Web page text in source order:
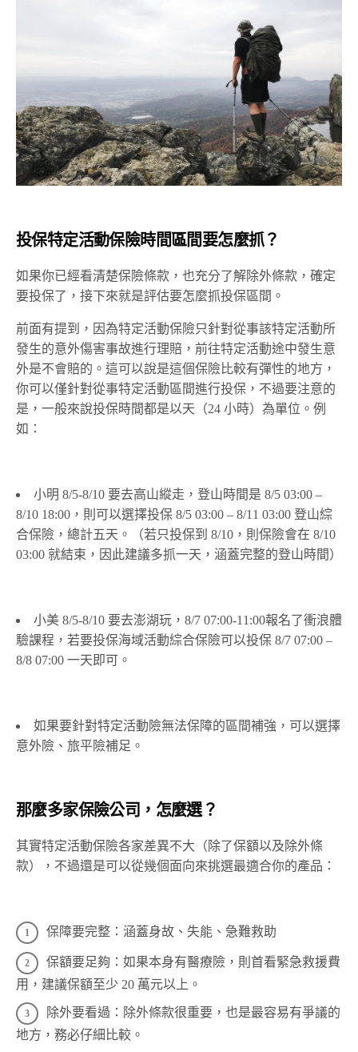
投保特定活動保險時間區間要怎麼抓？
如果你已經看清楚保險條款，也充分了解除外條款，確定
要投保了，接下來就是評估要怎麼抓投保區間。
前面有提到，因為特定活動保險只針對從事該特定活動所
發生的意外傷害事故進行理賠，前往特定活動途中發生意
外是不會賠的。這可以說是這個保險比較有彈性的地方，
你可以僅針對從事特定活動區間進行投保，不過要注意的
是，一般來說投保時間都是以天（24 小時）為單位。例
如：
小明 8/5-8/10 要去高山縱走，登山時間是 8/5 03:00 –
8/10 18:00，則可以選擇投保 8/5 03:00 – 8/11 03:00 登山綜
合保險，總計五天。（若只投保到 8/10，則保險會在 8/10
03:00 就結束，因此建議多抓一天，涵蓋完整的登山時間）
小美 8/5-8/10 要去澎湖玩，8/7 07:00-11:00報名了衝浪體
驗課程，若要投保海域活動綜合保險可以投保 8/7 07:00 –
8/8 07:00 一天即可。
如果要針對特定活動險無法保障的區間補強，可以選擇
意外險、旅平險補足。
那麼多家保險公司，怎麼選？
其實特定活動保險各家差異不大（除了保額以及除外條
款），不過還是可以從幾個面向來挑選最適合你的產品：
保障要完整：涵蓋身故、失能、急難救助
保額要足夠：如果本身有醫療險，則首看緊急救援費
用，建議保額至少 20 萬元以上。
除外要看過：除外條款很重要，也是最容易有爭議的
地方，務必仔細比較。